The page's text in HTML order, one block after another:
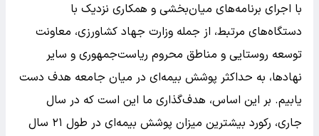
با اجرای برنامه‌های میان‌بخشی و همکاری نزدیک با
دستگاه‌های مرتبط، از جمله وزارت جهاد کشاورزی، معاونت
توسعه روستایی و مناطق محروم ریاست‌جمهوری و سایر
نهادها، به حداکثر پوشش بیمه‌ای در میان جامعه هدف دست
یابیم. بر این اساس، هدف‌گذاری ما این است که در سال
جاری، رکورد بیشترین میزان پوشش بیمه‌ای در طول ۲۱ سال